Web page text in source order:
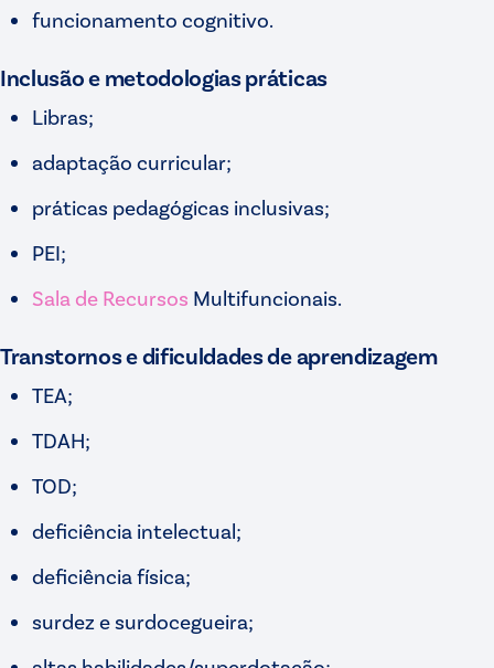
funcionamento cognitivo.
Inclusão e metodologias práticas
Libras;
adaptação curricular;
práticas pedagógicas inclusivas;
PEI;
Sala de Recursos Multifuncionais.
Transtornos e dificuldades de aprendizagem
TEA;
TDAH;
TOD;
deficiência intelectual;
deficiência física;
surdez e surdocegueira;